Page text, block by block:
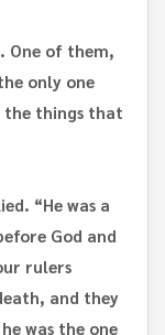
One of them,
only one
the things that
“He was a
God and
rulers
and they
was the one